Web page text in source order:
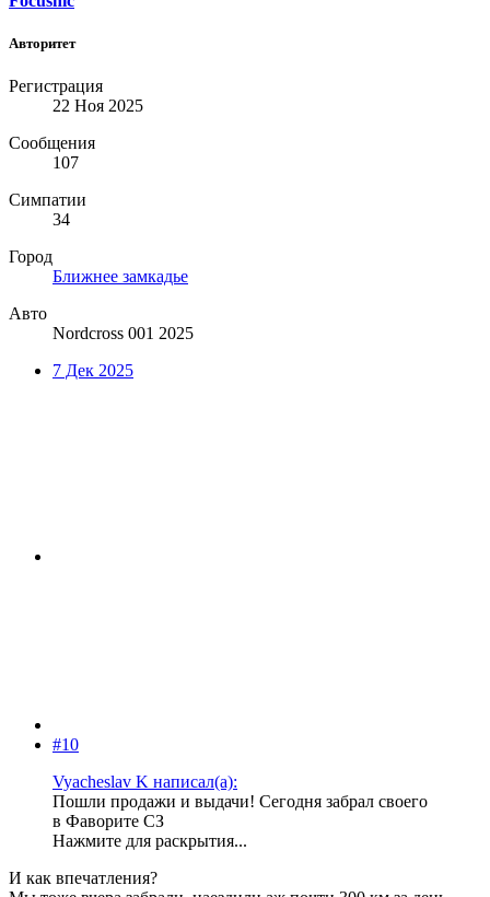
Авторитет
Регистрация
22 Ноя 2025
Сообщения
107
Симпатии
34
Город
Ближнее замкадье
Авто
Nordcross 001 2025
7 Дек 2025
#10
Vyacheslav K написал(а):
Пошли продажи и выдачи! Сегодня забрал своего
в Фаворите СЗ
Нажмите для раскрытия...
И как впечатления?